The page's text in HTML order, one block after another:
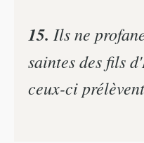
15. Ils ne
saintes des fils
ceux-ci